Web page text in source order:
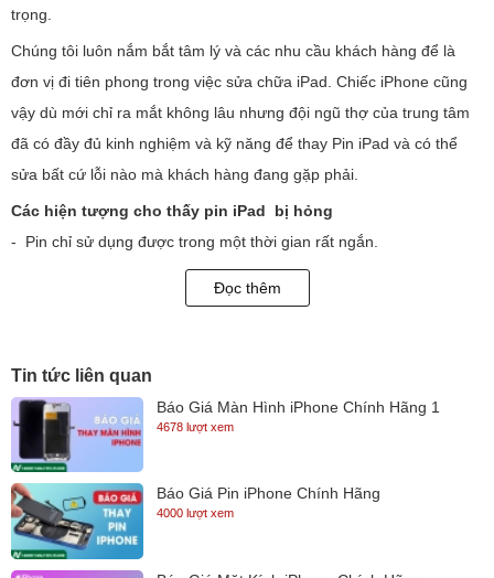
trọng.
Chúng tôi luôn nắm bắt tâm lý và các nhu cầu khách hàng để là
đơn vị đi tiên phong trong việc sửa chữa iPad. Chiếc iPhone cũng
vậy dù mới chỉ ra mắt không lâu nhưng đội ngũ thợ của trung tâm
đã có đầy đủ kinh nghiệm và kỹ năng để thay Pin iPad và có thể
sửa bất cứ lỗi nào mà khách hàng đang gặp phải.
Các hiện tượng cho thấy pin iPad bị hỏng
- Pin chỉ sử dụng được trong một thời gian rất ngắn.
- Pin cắm sạc vào không nhận nguồn điện.
- Do sử dụng thiết bị đã lâu.
- Sử dụng iPad vừa dùng vừa sạc.
- Sử dụng pin kém chất lượng , không phải pin chính hãng.
- Sử dụng củ sạc hàng lô.
- Do rơi rớt hoặc bị dính nước vào làm hỏng pin.
Quy trình thay pin iPad tại Ngọc Nguyễn Care
Bước 1 : Hệ thống Ngọc Nguyễn Store sẽ nhận máy trực tiếp và
Đọc thêm
Tin tức liên quan
Báo Giá Màn Hình iPhone Chính Hãng 1
4678 lượt xem
Báo Giá Pin iPhone Chính Hãng
4000 lượt xem